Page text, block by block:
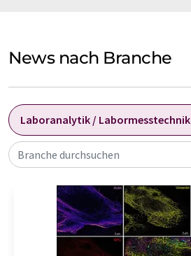
News nach Branche
Laboranalytik / Labormesstechnik
Branche durchsuchen